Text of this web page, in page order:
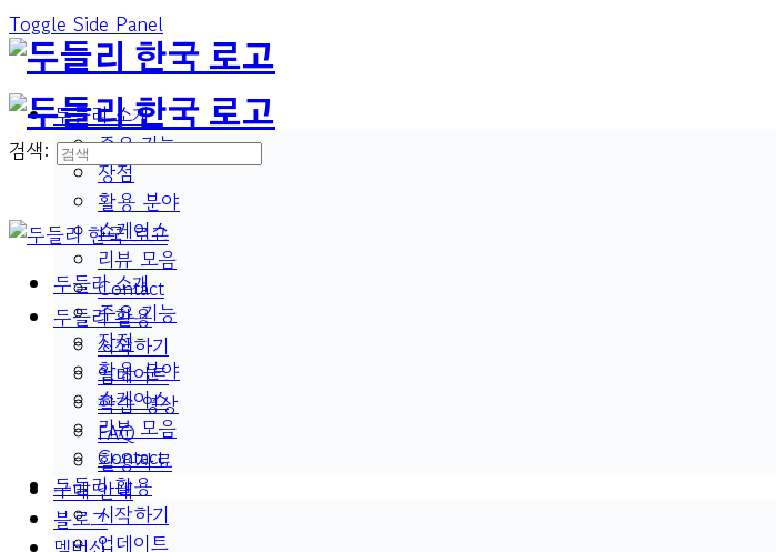
Toggle Side Panel
두들리 소개
주요 기능
장점
활용 분야
쇼케이스
리뷰 모음
Contact
두들리 활용
시작하기
업데이트
학습 영상
FAQ
활용자료
구매 안내
블로그
검색:
두들리 소개
주요 기능
장점
활용 분야
쇼케이스
리뷰 모음
Contact
두들리 활용
시작하기
업데이트